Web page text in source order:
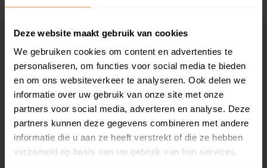
Deze website maakt gebruik van cookies
We gebruiken cookies om content en advertenties te
personaliseren, om functies voor social media te bieden
en om ons websiteverkeer te analyseren. Ook delen we
informatie over uw gebruik van onze site met onze
partners voor social media, adverteren en analyse. Deze
partners kunnen deze gegevens combineren met andere
informatie die u aan ze heeft verstrekt of die ze hebben
verzameld op basis van uw gebruik van hun services.
per provincie
Drenthe
Flevoland
Friesland
Gelderland
Groningen
Limburg
Noord-Brabant
woningmarkten
Amsterdam
Den Haag
Rotterdam
Utrecht
Groningen
Eindhoven
Tilburg